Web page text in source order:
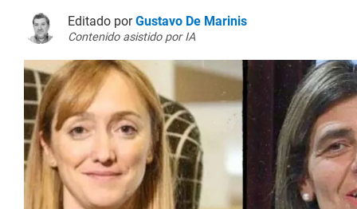
Editado porGustavo De Marinis
Contenido asistido por IA